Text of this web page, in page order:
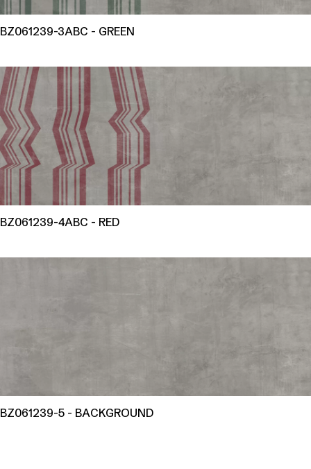
BZ061239-3ABC - GREEN
BZ061239-4ABC - RED
BZ061239-5 - BACKGROUND